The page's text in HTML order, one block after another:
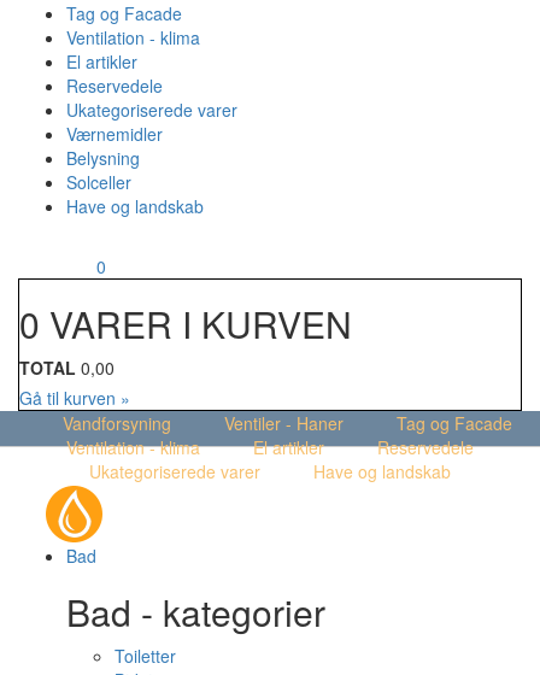
Tag og Facade
Ventilation - klima
El artikler
Reservedele
Ukategoriserede varer
Værnemidler
Belysning
Solceller
Have og landskab
0
0 VARER I KURVEN
TOTAL 0,00
Gå til kurven »
Vandforsyning
Ventiler - Haner
Tag og Facade
Ventilation - klima
El artikler
Reservedele
Ukategoriserede varer
Have og landskab
Bad
Bad - kategorier
Toiletter